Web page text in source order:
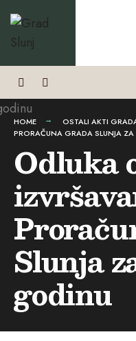
Preskoči
na
sadržaj
HOME OSTALI AKTI
PRORAČUNA GRADA SLUNJA
Odluka
Slunja
godinu
for: